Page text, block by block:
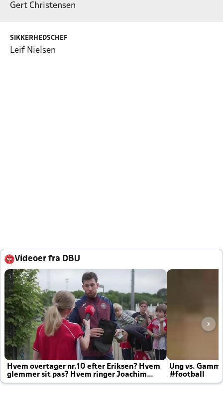
Gert Christensen
SIKKERHEDSCHEF
Leif Nielsen
Videoer fra DBU
Hvem overtager nr.10 efter Eriksen? Hvem
glemmer sit pas? Hvem ringer Joachim
altid til efter kampe?
Ung vs.
#football